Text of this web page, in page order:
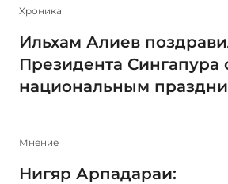
Xроника
Ильхам Алиев
Президента Сингапура
национальным
Мнение
Нигяр Арпадараи: